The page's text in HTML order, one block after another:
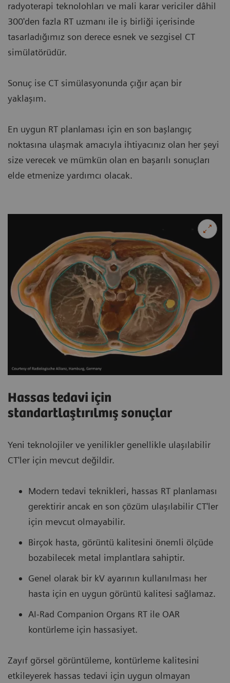
radyoterapi teknolohları ve mali karar vericiler dâhil
300'den fazla RT uzmanı ile iş birliği içerisinde
tasarladığımız son derece esnek ve sezgisel CT
simülatörüdür.
Sonuç ise CT simülasyonunda çığır açan bir
yaklaşım.
En uygun RT planlaması için en son başlangıç ​​
noktasına ulaşmak amacıyla ihtiyacınız olan her şeyi
size verecek ve mümkün olan en başarılı sonuçları
elde etmenize yardımcı olacak.
Hassas tedavi için
standartlaştırılmış sonuçlar
Yeni teknolojiler ve yenilikler genellikle ulaşılabilir
CT'ler için mevcut değildir.
Modern tedavi teknikleri, hassas RT planlaması
gerektirir ancak en son çözüm ulaşılabilir CT'ler
için mevcut olmayabilir.
Birçok hasta, görüntü kalitesini önemli ölçüde
bozabilecek metal implantlara sahiptir.
Genel olarak bir kV ayarının kullanılması her
hasta için en uygun görüntü kalitesi sağlamaz.
AI-Rad Companion Organs RT ile OAR
kontürleme için hassasiyet.
Zayıf görsel görüntüleme, kontürleme kalitesini
etkileyerek hassas tedavi için uygun olmayan